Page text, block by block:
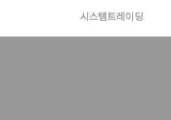
시스템트레이딩